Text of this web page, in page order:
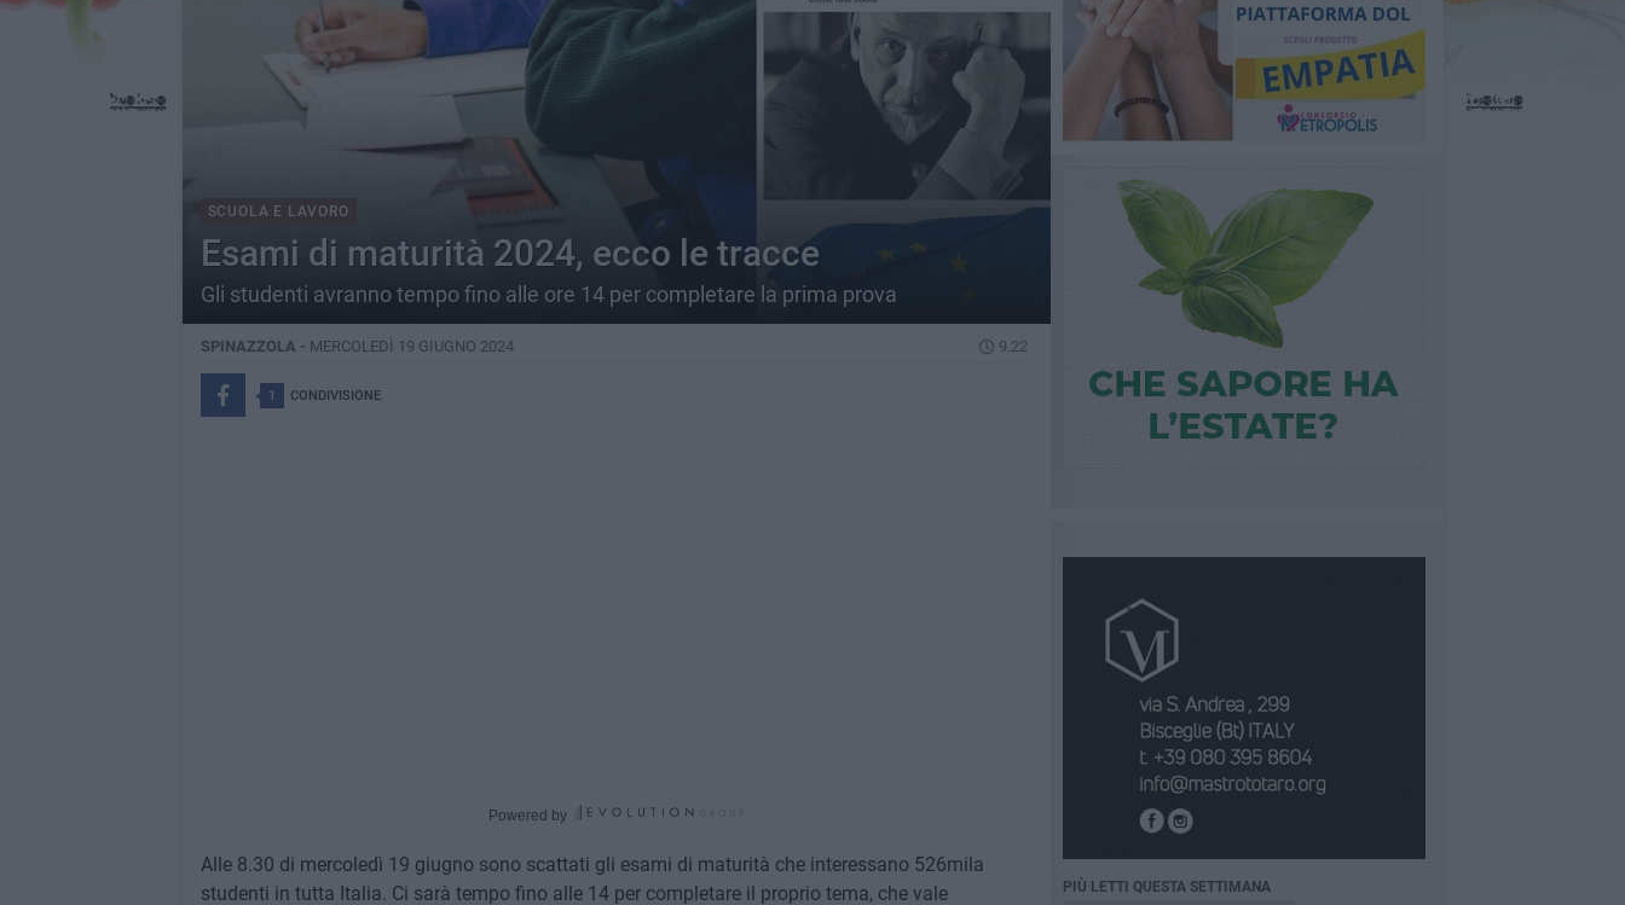
SCUOLA E LAVORO
Esami di maturità 2024, ecco le tracce
Gli studenti avranno tempo fino alle ore 14 per completare la prima prova
SPINAZZOLA - MERCOLEDÌ 19 GIUGNO 2024 9.22
1 CONDIVISIONE
Powered by
Alle 8.30 di mercoledì 19 giugno sono scattati gli esami di maturità che interessano 526mila
studenti in tutta Italia. Ci sarà tempo fino alle 14 per completare il proprio tema, che vale
PIÙ LETTI QUESTA SETTIMANA